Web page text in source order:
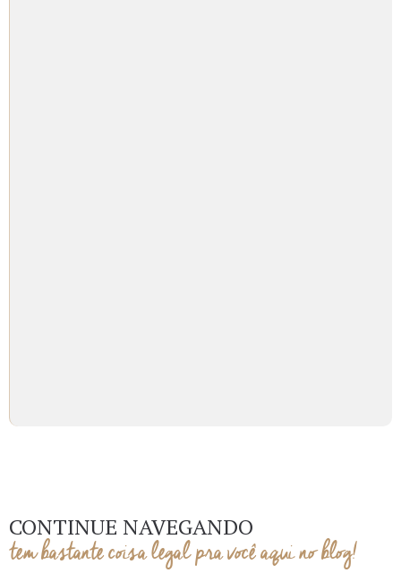
CONTINUE NAVEGANDO
tem bastante coisa legal pra você aqui no blog!